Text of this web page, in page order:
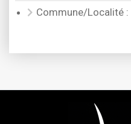
Commune/Localité :